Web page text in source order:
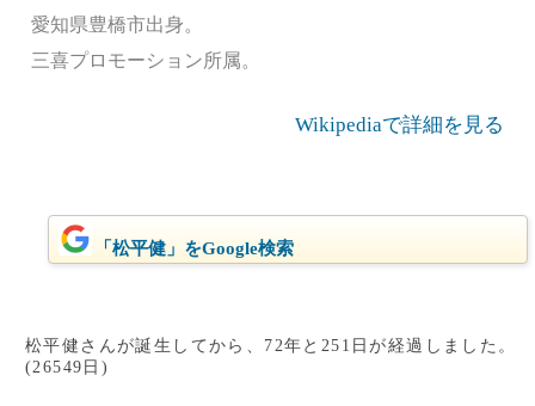
愛知県豊橋市出身。
三喜プロモーション所属。
Wikipediaで詳細を見る
「松平健」をGoogle検索
松平健さんが誕生してから、72年と251日が経過しました。
(26549日)